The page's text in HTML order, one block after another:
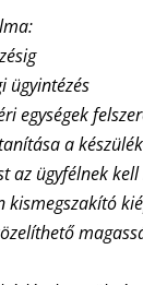
ügyintézés
egységek
a
az ügyfélnek
kismegszakító